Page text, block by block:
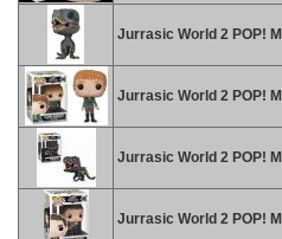
Jurrasic World 2 POP!
Jurrasic World 2 POP!
Jurrasic World 2 POP!
Jurrasic World 2 POP!